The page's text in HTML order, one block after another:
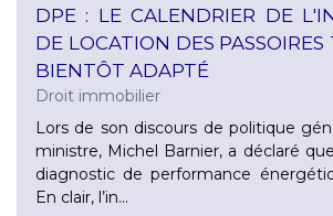
DPE : LE CALENDRIER DE
DE LOCATION DES
BIENTÔT ADAPTÉ
Droit immobilier
Lors de son discours de politique
ministre, Michel Barnier, a déclaré
diagnostic de performance
En clair, l’in...